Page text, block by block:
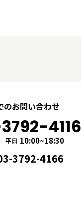
のお問い合わせ
4116
平日 10:00~18:30
3792-4166